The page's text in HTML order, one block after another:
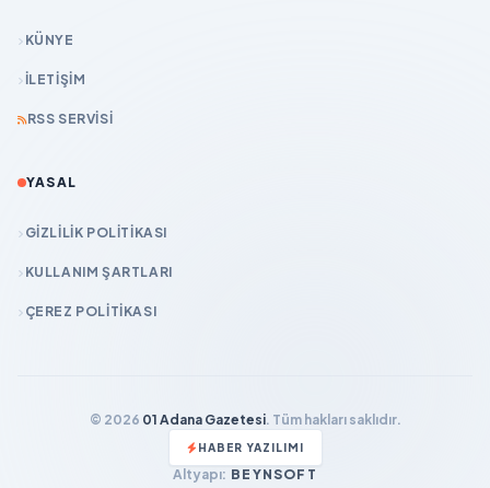
KÜNYE
İLETIŞIM
RSS SERVISI
YASAL
GIZLILIK POLITIKASI
KULLANIM ŞARTLARI
ÇEREZ POLITIKASI
© 2026 01 Adana Gazetesi. Tüm hakları saklıdır.
HABER YAZILIMI
Altyapı: BEYNSOFT